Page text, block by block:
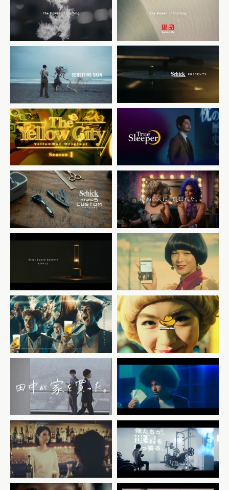
UNIQLO
サステナビリティ 「DOWN
2019」
UNIQLO
サステナビリティ 「SWEAT
Schick 極める人に選ばれ
シック ハイドロ カスタム コ
ンフォート
「ヴァイオリニスト」篇
シック ハイドロ カスタム コ
ンフォート
「華道家」篇
ショップジャパン
トゥルースリーパー セブンス
ピロー
「首・肩・背中までラクにな
イエローハット イエローシテ
ィー2019
Schick 極める人に選ばれ
た。
シック ハイドロ カスタム
「理容師」篇
Schick 極める人に選ばれ
た。
シック ハイドロ カスタム
「ドラァグクイーン」篇
Sony Glass sound
speaker
バイドゥ Simeji
「Simejiってご存知？」篇
サッポロビール
LEVEL9贅沢ストロング
「レベル上げてこー！」篇
イエローハット
「イエローシティ」篇
アイディホーム
田中が家を買った。
「謎」篇
Wantedly
Wantedly People
「はまるリズム」篇
JACCS
「2042年のクリスマス」
The Change Maker